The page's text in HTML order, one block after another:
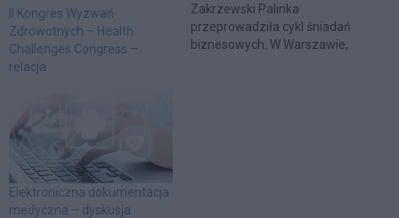
II Kongres Wyzwań
Zdrowotnych – Health
Challenges Congress –
relacja
Zakrzewski Palinka
przeprowadziła cykl śniadań
biznesowych. W Warszawie,
Elektroniczna dokumentacja
medyczna – dyskusja